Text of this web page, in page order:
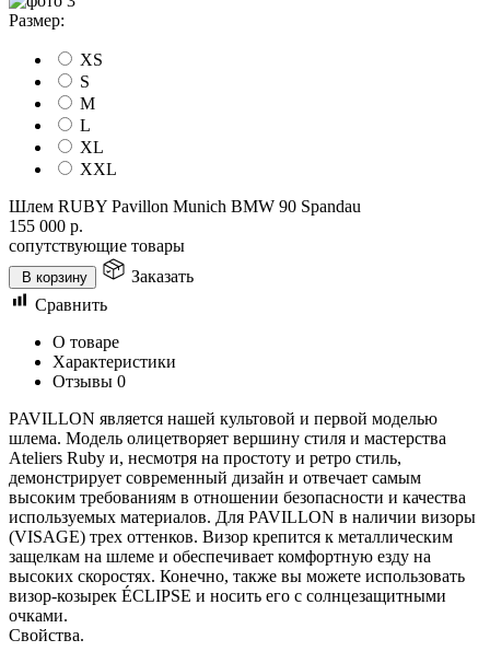
Размер:
XS
S
M
L
XL
XXL
Шлем RUBY Pavillon Munich BMW 90 Spandau
155 000 р.
сопутствующие товары
В корзину
Заказать
Сравнить
О товаре
Характеристики
Отзывы 0
PAVILLON является нашей культовой и первой моделью
шлема. Модель олицетворяет вершину стиля и мастерства
Ateliers Ruby и, несмотря на простоту и ретро стиль,
демонстрирует современный дизайн и отвечает самым
высоким требованиям в отношении безопасности и качества
используемых материалов. Для PAVILLON в наличии визоры
(VISAGE) трех оттенков. Визор крепится к металлическим
защелкам на шлеме и обеспечивает комфортную езду на
высоких скоростях. Конечно, также вы можете использовать
визор-козырек ÉCLIPSE и носить его с солнцезащитными
очками.
Свойства.